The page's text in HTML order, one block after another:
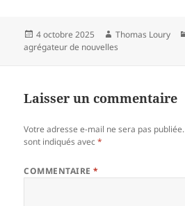
Publié
le
4 octobre 2025 Auteur
Thomas Loury
agrégateur de nouvelles
Laisser un commentaire
Votre adresse e-mail ne sera pas publiée.
sont indiqués avec*
COMMENTAIRE*